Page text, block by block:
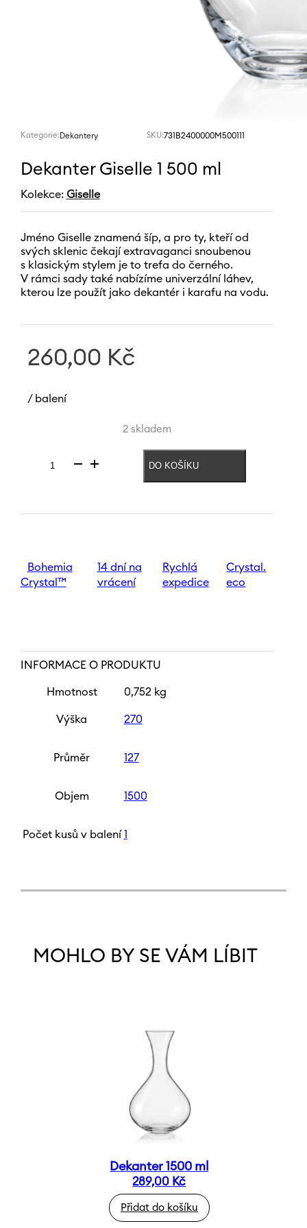
Kategorie:Dekantery SKU:731B2400000M500111
Dekanter Giselle 1 500 ml
Kolekce: Giselle
Jméno Giselle znamená šíp, a pro ty, kteří od
svých sklenic čekají extravaganci snoubenou
s klasickým stylem je to trefa do černého.
V rámci sady také nabízíme univerzální láhev,
kterou lze použít jako dekantér i karafu na vodu.
260,00 Kč
/ balení
2 skladem
Dekanter
500
DO KOŠÍKU
Bohemia
Crystal™
14 dní na
vrácení
Rychlá
expedice
Crystal.
eco
INFORMACE O PRODUKTU
Hmotnost 0,752 kg
Výška 270
Průměr 127
Objem 1500
Počet kusů v balení 1
MOHLO BY SE VÁM LÍBIT
Dekanter 1500 ml
289,00 Kč
Přidat do košíku